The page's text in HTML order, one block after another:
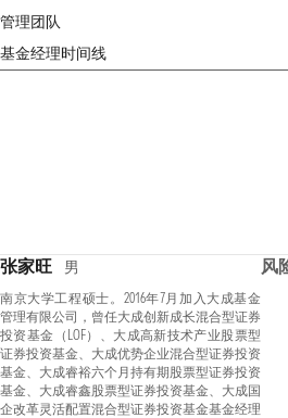
管理团队
基金经理时间线
张家旺 男
南京大学工程硕士。2016年7月加入大成基金
管理有限公司，曾任大成创新成长混合型证券
投资基金（LOF）、大成高新技术产业股票型
证券投资基金、大成优势企业混合型证券投资
基金、大成睿裕六个月持有期股票型证券投资
基金、大成睿鑫股票型证券投资基金、大成国
企改革灵活配置混合型证券投资基金基金经理
风